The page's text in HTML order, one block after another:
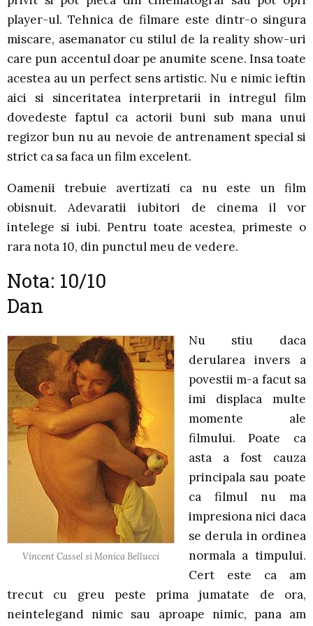
player-ul. Tehnica de filmare este dintr-o singura
miscare, asemanator cu stilul de la reality show-uri
care pun accentul doar pe anumite scene. Insa toate
acestea au un perfect sens artistic. Nu e nimic ieftin
aici si sinceritatea interpretarii in intregul film
dovedeste faptul ca actorii buni sub mana unui
regizor bun nu au nevoie de antrenament special si
strict ca sa faca un film excelent.
Oamenii trebuie avertizati ca nu este un film
obisnuit. Adevaratii iubitori de cinema il vor
intelege si iubi. Pentru toate acestea, primeste o
rara nota 10, din punctul meu de vedere.
Nota: 10/10
Dan
Vincent Cassel si Monica Bellucci
Nu stiu daca
derularea invers a
povestii m-a facut sa
imi displaca multe
momente ale
filmului. Poate ca
asta a fost cauza
principala sau poate
ca filmul nu ma
impresiona nici daca
se derula in ordinea
normala a timpului.
Cert este ca am
trecut cu greu peste prima jumatate de ora,
neintelegand nimic sau aproape nimic, pana am